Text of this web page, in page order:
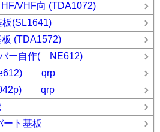
VHF向 (TDA1072)
(SL1641)
(TDA1572)
ー自作( NE612)
qrp
qrp
ート基板